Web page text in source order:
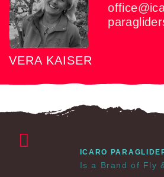
VERA KAISER
ICARO
Is a Brand of Fly